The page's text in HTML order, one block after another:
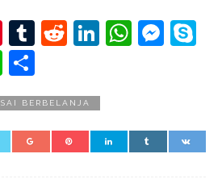
Pinterest
Tumblr
Reddit
LinkedIn
Line
BERBELANJA